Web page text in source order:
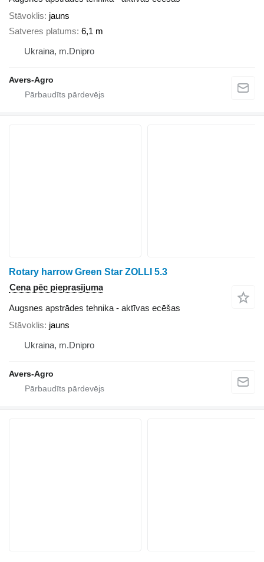
Stāvoklis jauns
Satveres platums 6,1 m
Ukraina, m.Dnipro
Avers-Agro
Rotary harrow Green Star ZOLLI 5.3
Cena pēc pieprasījuma
Augsnes apstrādes tehnika - aktīvas ecēšas
Stāvoklis jauns
Ukraina, m.Dnipro
Avers-Agro